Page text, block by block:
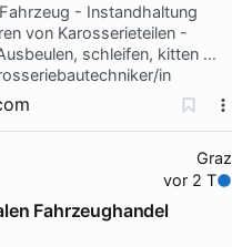
- Instandhaltung
von Karosserieteilen -
schleifen, kitten …
in
Graz
vor 2 T
Fahrzeughandel